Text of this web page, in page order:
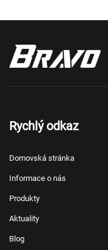
Rychlý odkaz
Domovská stránka
Informace o nás
Produkty
Aktuality
Blog